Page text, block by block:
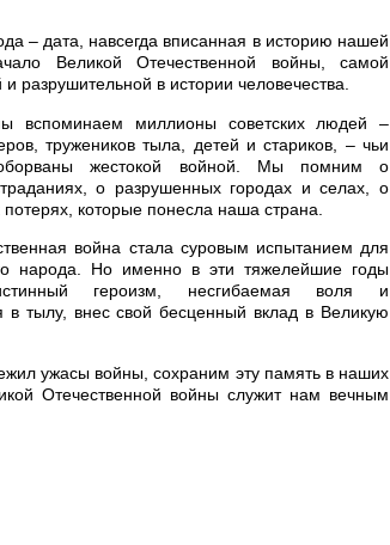
– дата, навсегда вписанная в историю нашей
Великой Отечественной войны, самой
и разрушительной в истории человечества.
вспоминаем миллионы советских людей –
тружеников тыла, детей и стариков, – чьи
жестокой войной. Мы помним о
о разрушенных городах и селах, о
которые понесла наша страна.
война стала суровым испытанием для
народа. Но именно в эти тяжелейшие годы
героизм, несгибаемая воля и
тылу, внес свой бесценный вклад в Великую
ужасы войны, сохраним эту память в наших
Отечественной войны служит нам вечным